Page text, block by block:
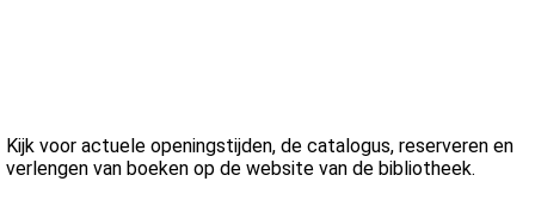
Kijk voor actuele openingstijden, de catalogus, reserveren en
verlengen van boeken op de website van de bibliotheek.